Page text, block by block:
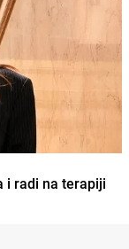
i radi na terapiji